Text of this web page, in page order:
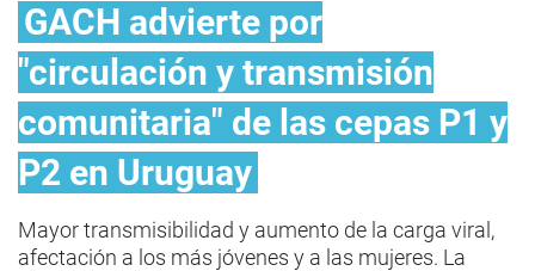
GACH advierte por
"circulación y transmisión
comunitaria" de las cepas P1 y
P2 en Uruguay
Mayor transmisibilidad y aumento de la carga viral,
afectación a los más jóvenes y a las mujeres. La